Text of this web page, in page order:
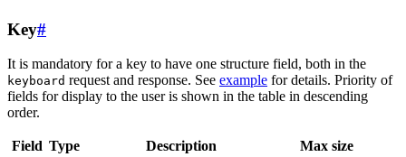
Key#
It is mandatory for a key to have one structure field, both in the
keyboard request and response. See example for details. Priority of
fields for display to the user is shown in the table in descending
order.
Field Type Description
Max size